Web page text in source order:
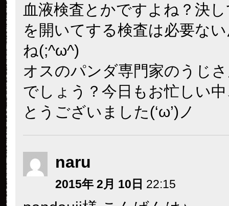
血液検査とかですよね？決
を開いてする検査は必要な
ね(;^ω^)
オスのパンダ専門家のうじ
でしょう？今日もお忙しい
とうございました(‘ω’)ノ
naru
2015年 2月 10日 22:15